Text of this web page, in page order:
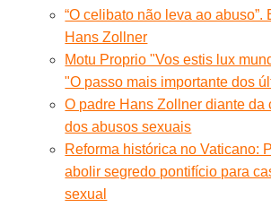
“O celibato não leva ao abuso”.
Hans Zollner
Motu Proprio "Vos estis lux
"O passo mais importante dos
O padre Hans Zollner diante da
dos abusos sexuais
Reforma histórica no Vaticano:
abolir segredo pontifício para
sexual